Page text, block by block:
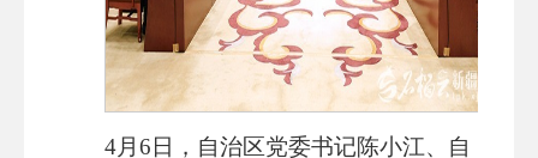
4月6日，自治区党委书记陈小江、自